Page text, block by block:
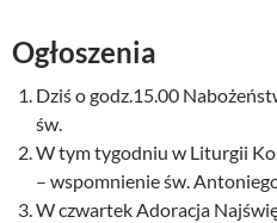
Ogłoszenia
Dziś o godz.15.00
św.
W tym tygodniu w Liturgii
– wspomnienie św.
W czwartek Adoracja